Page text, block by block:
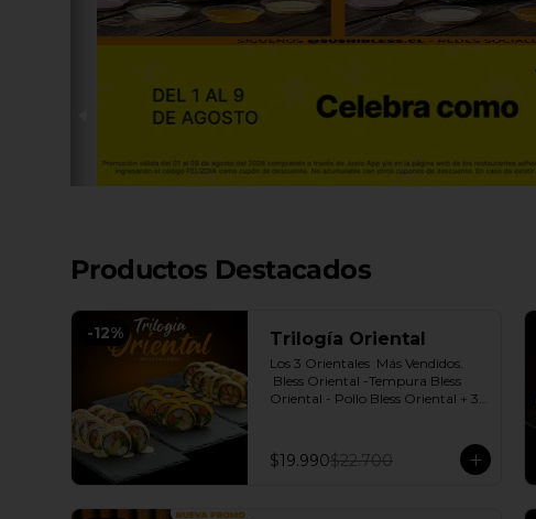
Productos Destacados
-12% Trilogía Oriental
Los 3 Orientales  Más Vendidos.
Bless Oriental -Tempura Bless
Oriental - Pollo Bless Oriental + 3
$19.990$22.700